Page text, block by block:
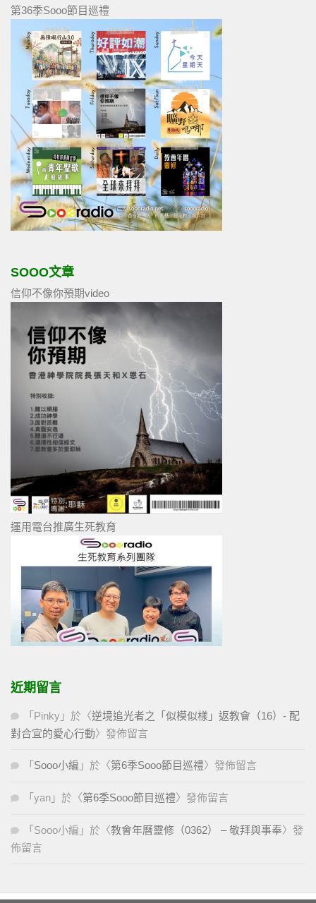
第36季Sooo節目巡禮
SOOO文章
信仰不像你預期video
運用電台推廣生死教育
近期留言
「 Pinky 」於〈逆境追光者之「似模似樣」返教會（16）- 配
對合宜的愛心行動〉發佈留言
「 Sooo小編 」於〈第6季Sooo節目巡禮〉發佈留言
「 yan 」於〈第6季Sooo節目巡禮〉發佈留言
「 Sooo小編 」於〈教會年曆靈修（0362） – 敬拜與事奉〉發
佈留言